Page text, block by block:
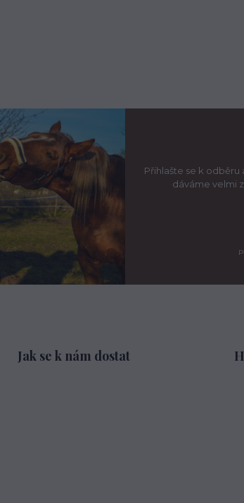
Přihlašte se k
dáváme velmi
Jak se k nám dostat